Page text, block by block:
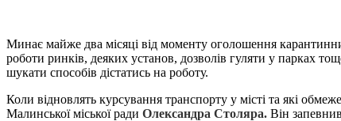
Минає майже два місяці від моменту оголошення
роботи ринків, деяких установ, дозволів гуляти у парках
шукати способів дістатись на роботу.
Коли відновлять курсування транспорту у місті та які
Малинської міської ради Олександра Столяра. Він